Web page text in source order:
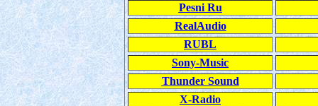
Pesni Ru
RealAudio
RUBL
Sony-Music
Thunder Sound
X-Radio